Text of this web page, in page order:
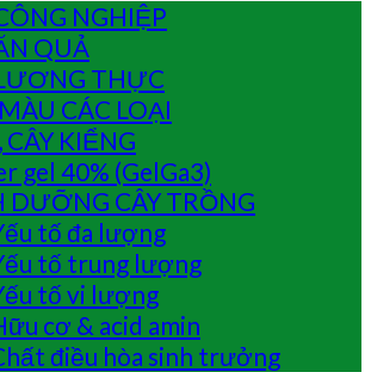
NGHIỆP
QUẢ
THỰC
CÁC LOẠI
CÂY KIỂNG
gel 40% (GelGa3)
DƯỠNG CÂY TRỒNG
tố đa lượng
tố trung lượng
tố vi lượng
cơ & acid amin
điều hòa sinh trưởng